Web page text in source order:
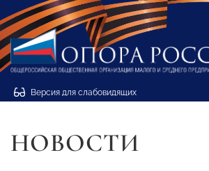
Версия для слабовидящих
НОВОСТИ